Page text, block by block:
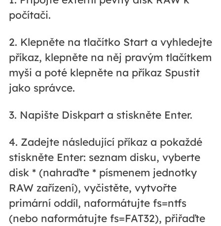
počítači.
2. Klepněte na tlačítko Start a vyhledejte
příkaz, klepněte na něj pravým tlačítkem
myši a poté klepněte na příkaz Spustit
jako správce.
3. Napište Diskpart a stiskněte Enter.
4. Zadejte následující příkaz a pokaždé
stiskněte Enter: seznam disku, vyberte
disk * (nahraďte * písmenem jednotky
RAW zařízení), vyčistěte, vytvořte
primární oddíl, naformátujte fs=ntfs
(nebo naformátujte fs=FAT32), přiřaďte